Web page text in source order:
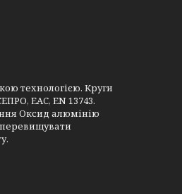
технологією. Круги
EAC, EN 13743.
Оксид алюмінію
перевищувати